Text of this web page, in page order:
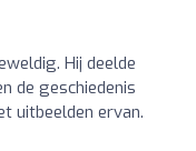
Hij deelde
de geschiedenis
uitbeelden ervan.